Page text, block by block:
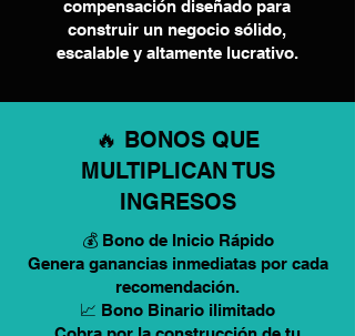
compensación diseñado para
construir un negocio sólido,
escalable y altamente lucrativo.
🔥 BONOS QUE
MULTIPLICAN TUS
INGRESOS
💰 Bono de Inicio Rápido
Genera ganancias inmediatas por cada
recomendación.
📈 Bono Binario ilimitado